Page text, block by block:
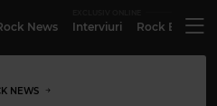
News Interviuri Rock
NEWS